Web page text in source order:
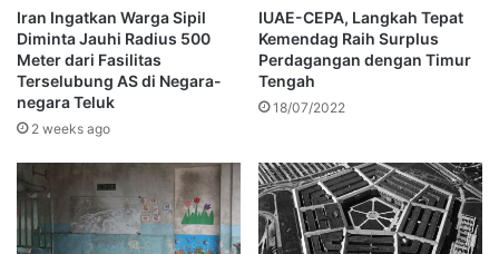
Iran Ingatkan Warga Sipil
Diminta Jauhi Radius 500
Meter dari Fasilitas
Terselubung AS di Negara-
negara Teluk
2 weeks ago
IUAE-CEPA, Langkah Tepat
Kemendag Raih Surplus
Perdagangan dengan Timur
Tengah
18/07/2022